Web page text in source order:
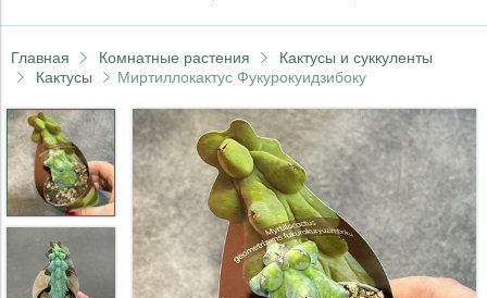
Главная Комнатные растения
Кактусы и суккуленты
Кактусы
Миртиллокактус Фукурокуидзибоку